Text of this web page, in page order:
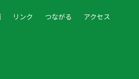
リンク つながる アクセス